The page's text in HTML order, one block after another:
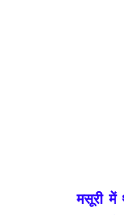
मसूरी में